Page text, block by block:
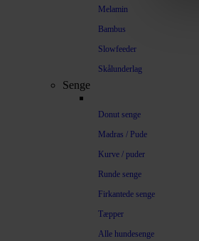
Melamin
Bambus
Slowfeeder
Skålunderlag
Senge
Donut senge
Madras / Pude
Kurve / puder
Runde senge
Firkantede senge
Tæpper
Alle hundesenge